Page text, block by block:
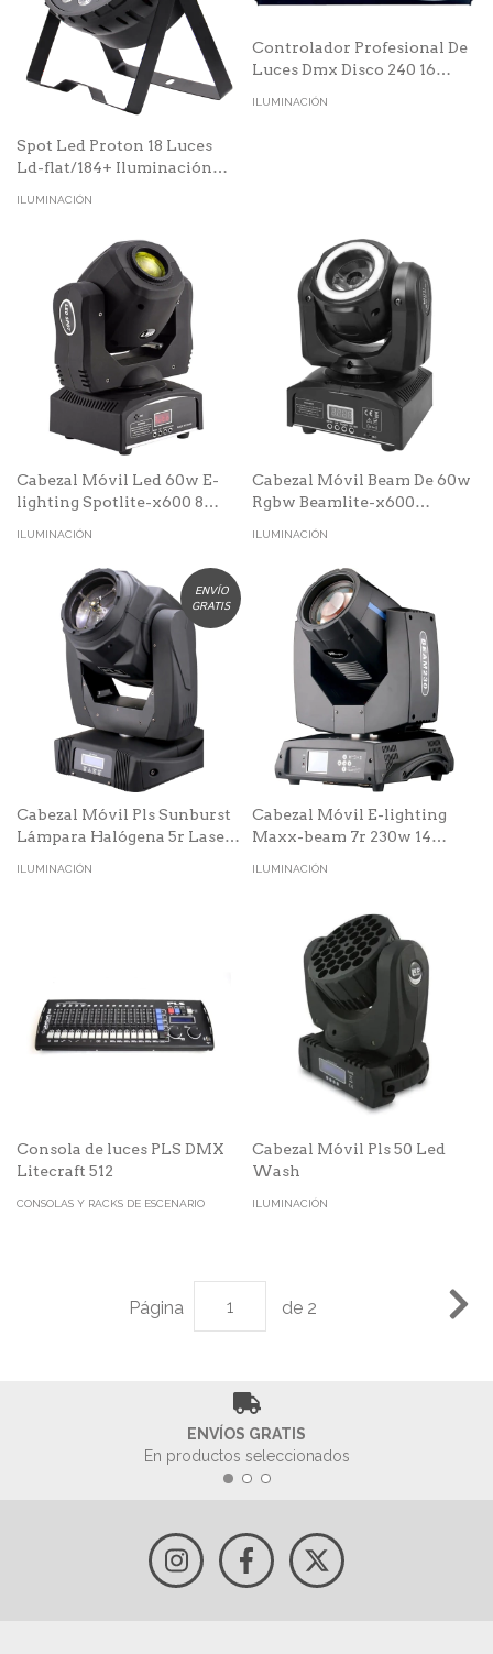
Spot Led Proton 18 Luces
Ld-flat/184+ Iluminación
ILUMINACIÓN
Controlador Profesional De
Luces Dmx Disco 240 16
ILUMINACIÓN
Cabezal Móvil Led 60w E-
lighting Spotlite-x600 8
ILUMINACIÓN
Cabezal Móvil Beam De 60w
Rgbw Beamlite-x600
Control Dmx
ILUMINACIÓN
ENVÍO
GRATIS
Cabezal Móvil Pls Sunburst
Lámpara Halógena 5r Laser
Beam 189W
ILUMINACIÓN
Cabezal Móvil E-lighting
Maxx-beam 7r 230w 14
Colores+blanco
ILUMINACIÓN
Consola de luces PLS DMX
Litecraft 512
CONSOLAS Y RACKS DE ESCENARIO
Cabezal Móvil Pls 50 Led
Wash
ILUMINACIÓN
Página de 2
ENVÍOS GRATIS
En productos seleccionados